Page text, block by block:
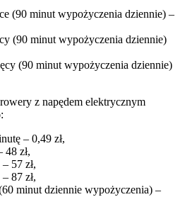
(90 minut wypożyczenia dziennie) –
(90 minut wypożyczenia dziennie)
(90 minut wypożyczenia dziennie)
z napędem elektrycznym
– 0,49 zł,
48 zł,
57 zł,
87 zł,
minut dziennie wypożyczenia) –